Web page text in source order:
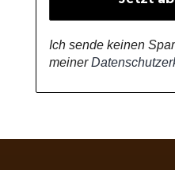
Ich sende keinen
meiner